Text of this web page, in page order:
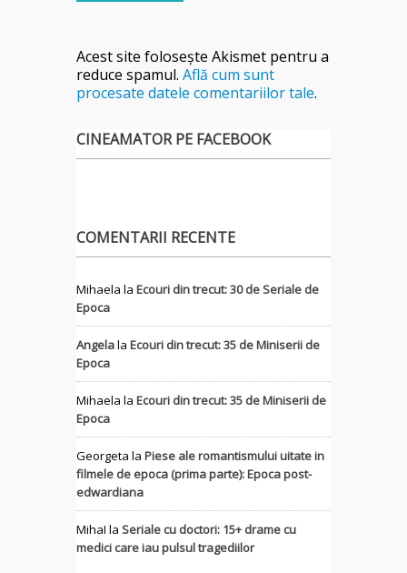
Acest site folosește Akismet pentru a
reduce spamul. Află cum sunt
procesate datele comentariilor tale.
CINEAMATOR PE FACEBOOK
COMENTARII RECENTE
Mihaela la Ecouri din trecut: 30 de Seriale de
Epoca
Angelala Ecouri din trecut: 35 de Miniserii de
Epoca
Mihaela la Ecouri din trecut: 35 de Miniserii de
Epoca
Georgeta la Piese ale romantismului uitate in
filmele de epoca (prima parte): Epoca post-
edwardiana
MihaI la Seriale cu doctori: 15+ drame cu
medici care iau pulsul tragediilor